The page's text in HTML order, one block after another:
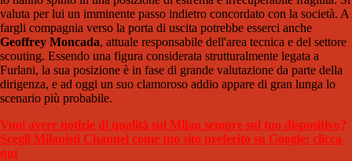
valuta per lui un imminente passo indietro concordato con la società. A
fargli compagnia verso la porta di uscita potrebbe esserci anche
Geoffrey Moncada, attuale responsabile dell'area tecnica e del settore
scouting. Essendo una figura considerata strutturalmente legata a
Furlani, la sua posizione è in fase di grande valutazione da parte della
dirigenza, e ad oggi un suo clamoroso addio appare di gran lunga lo
scenario più probabile.
Vuoi avere notizie di qualità sul Milan sempre sul tuo dispositivo?
Scegli Milanisti Channel come tuo sito preferito su Google: clicca
qui